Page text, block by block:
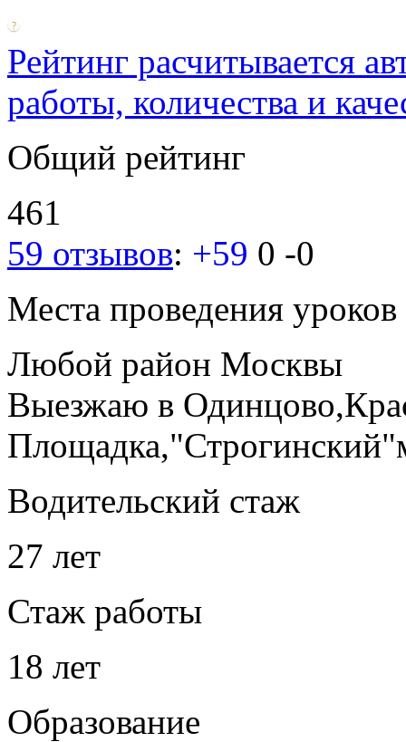
Рейтинг расчитывается
работы, количества и
Общий рейтинг
461
59 отзывов: +59 0 -0
Места проведения уроков
Любой район Москвы
Выезжаю в
Водительский стаж
27 лет
Стаж работы
18 лет
Образование